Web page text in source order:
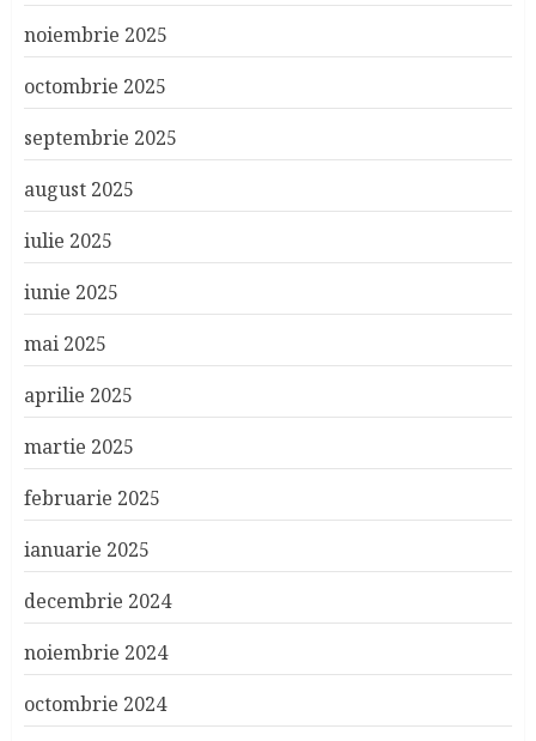
noiembrie 2025
octombrie 2025
septembrie 2025
august 2025
iulie 2025
iunie 2025
mai 2025
aprilie 2025
martie 2025
februarie 2025
ianuarie 2025
decembrie 2024
noiembrie 2024
octombrie 2024